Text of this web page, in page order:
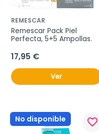
REMESCAR
Remescar Pack Piel
Perfecta, 5+5 Ampollas.
17,95 €
Ver
No disponible favorite_border